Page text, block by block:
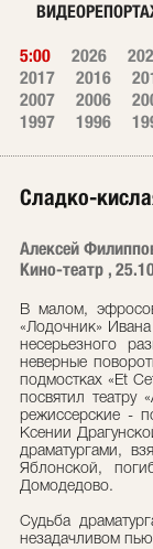
5:00 2026
2017
2016
2007
2006
1997
1996
Сладко-
Алексей
Кино-театр ,
В малом,
«Лодочник»
несерьезного
неверные
подмостках «Et
посвятил театру
режиссерские -
Ксении
драматургами,
Яблонской,
Домодедово.
Судьба
незадачливом